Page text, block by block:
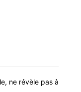
ne révèle pas à